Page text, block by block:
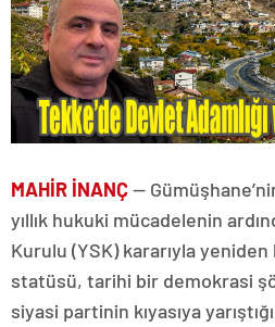
MAHİR İNANÇ—
yıllık hukuki mücadelenin
Kurulu (YSK) kararıyla yeniden
statüsü, tarihi bir demokrasi
siyasi partinin kıyasıya